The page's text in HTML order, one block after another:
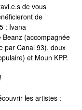
de vous
de
: Ivana
Beanz (accompagnée
par Canal 93), doux
) et Moun KPP.
les artistes :